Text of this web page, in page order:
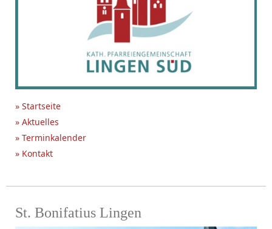
» Startseite
» Aktuelles
» Terminkalender
» Kontakt
St. Bonifatius Lingen